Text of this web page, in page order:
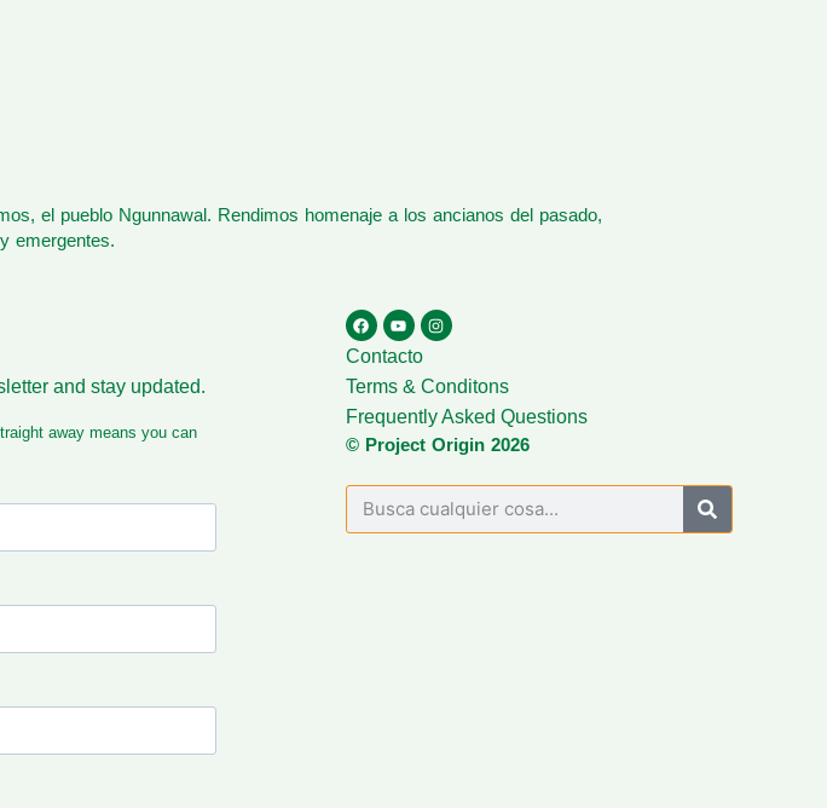
el pueblo Ngunnawal. Rendimos homenaje a los ancianos del pasado,
emergentes.
Contacto
Terms & Conditons
Frequently Asked Questions
© Project Origin 2026